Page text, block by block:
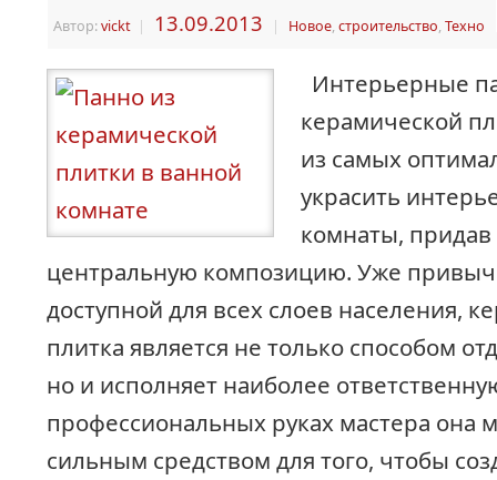
Автор:vickt | 13.09.2013 | Новое, строительство, Техно
Интерьерные
керамической
из самых
украсить
комнаты,
центральную композицию. Уже
доступной для всех слоев населения,
плитка является не только способом
но и исполняет наиболее
профессиональных руках мастера она
сильным средством для того, чтобы